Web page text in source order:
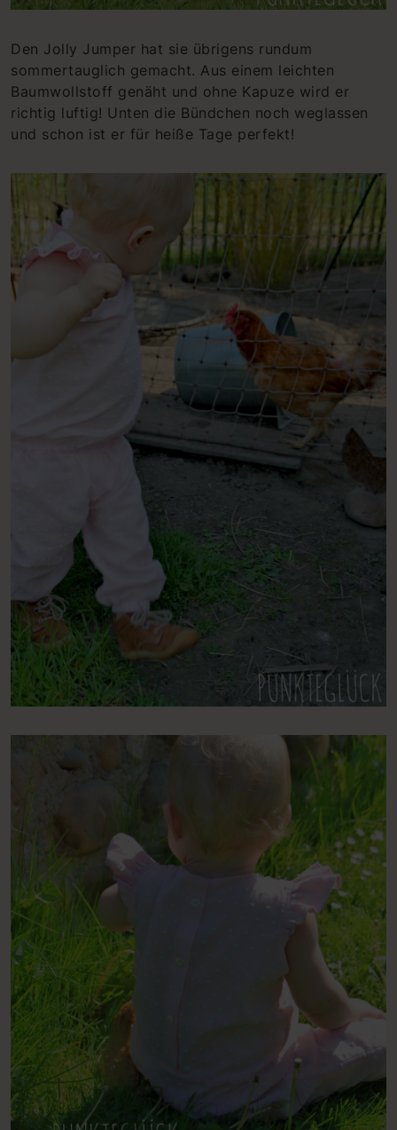
Den Jolly Jumper hat sie übrigens rundum
sommertauglich gemacht. Aus einem leichten
Baumwollstoff genäht und ohne Kapuze wird er
richtig luftig! Unten die Bündchen noch weglassen
und schon ist er für heiße Tage perfekt!